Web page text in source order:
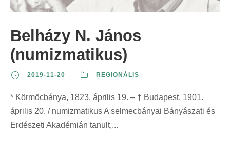
tr
n
t
r
n
Belházy N. János
(numizmatikus)
2019-11-20 REGIONÁLIS
* Körmöcbánya, 1823. április 19. – † Budapest, 1901.
április 20. / numizmatikus A selmecbányai Bányászati és
Erdészeti Akadémián tanult,...